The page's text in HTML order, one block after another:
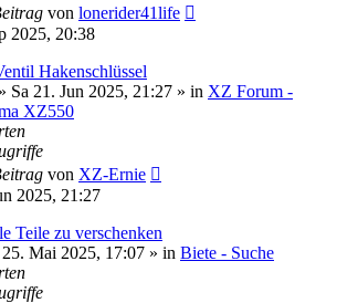
von lonerider41life
2025, 20:38
Hakenschlüssel
» Sa 21. Jun 2025, 21:27 » in XZ Forum -
XZ550
von XZ-Ernie
2025, 21:27
Teile zu verschenken
25. Mai 2025, 17:07 » in Biete - Suche